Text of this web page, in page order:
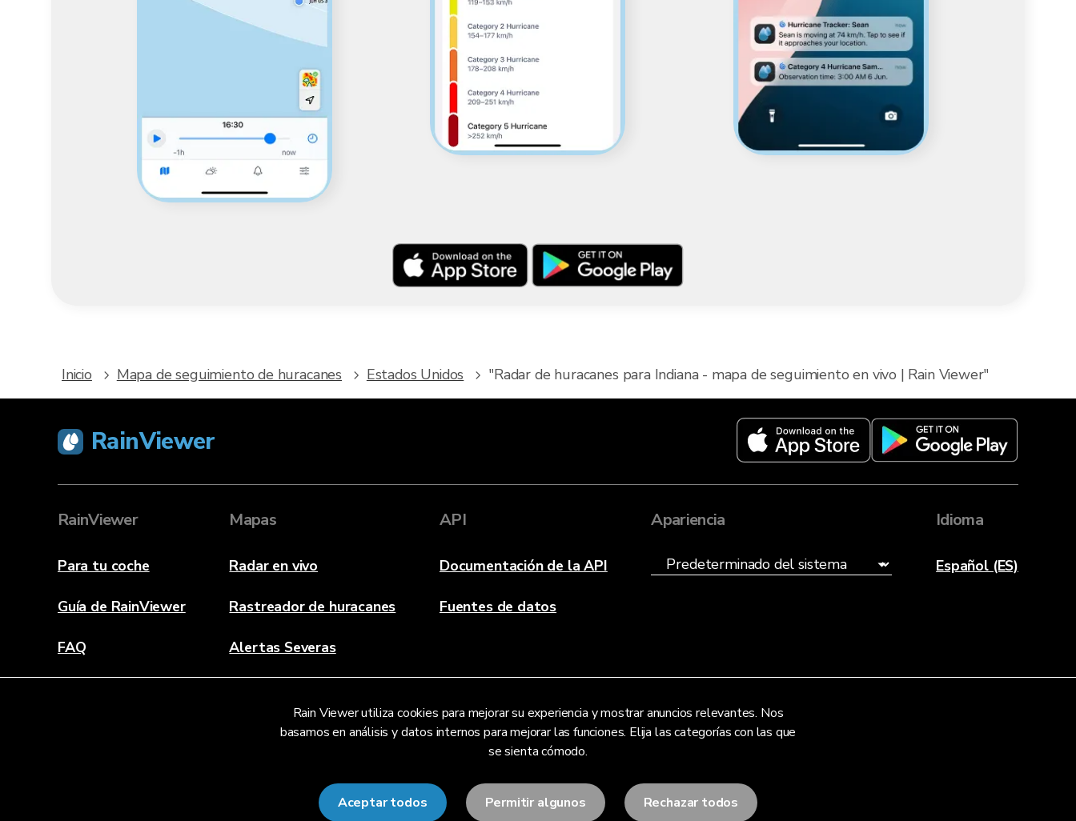
Rain Viewer utiliza cookies para mejorar su experiencia y mostrar anuncios relevantes. Nos
basamos en análisis y datos internos para mejorar las funciones. Elija las categorías con las que
se sienta cómodo.
Aceptar todos Permitir algunos Rechazar todos
Inicio Mapa de seguimiento de huracanes Estados Unidos "Radar de huracanes para Indiana - mapa de seguimiento en vivo | Rain Viewer"
RainViewer
RainViewer
Para tu coche
Guía de RainViewer
FAQ
Mapas
Radar en vivo
Rastreador de huracanes
Alertas Severas
API
Documentación de la API
Fuentes de datos
Apariencia Idioma
Español (ES)